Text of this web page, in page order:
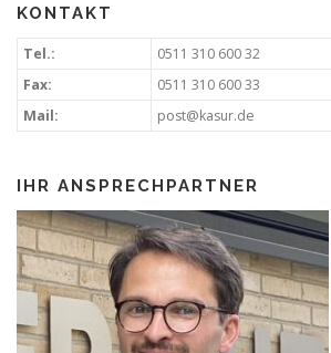
KONTAKT
Tel.:
0511 310 600 32
Fax:
0511 310 600 33
Mail:
post@kasur.de
IHR ANSPRECHPARTNER